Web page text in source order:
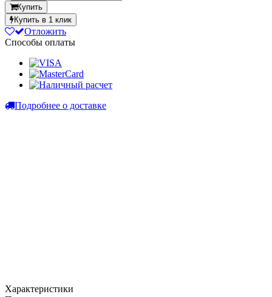
Купить
Купить в 1 клик
Отложить
Способы оплаты
Подробнее о доставке
Характеристики